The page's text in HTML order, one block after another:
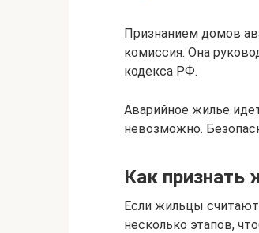
Признанием домов
комиссия. Она
кодекса РФ.
Аварийное жилье
невозможно.
Как признать
Если жильцы
несколько этапов,